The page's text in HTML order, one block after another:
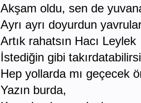
Akşam oldu, sen de
Ayrı ayrı doyurdun
Artık rahatsın Hacı Leylek
İstediğin gibi
Hep yollarda mı geçecek
Yazın burda,